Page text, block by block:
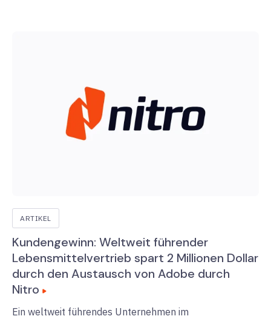
ARTIKEL
Kundengewinn: Weltweit führender
Lebensmittelvertrieb spart 2 Millionen Dollar
durch den Austausch von Adobe durch
Nitro
Ein weltweit führendes Unternehmen im